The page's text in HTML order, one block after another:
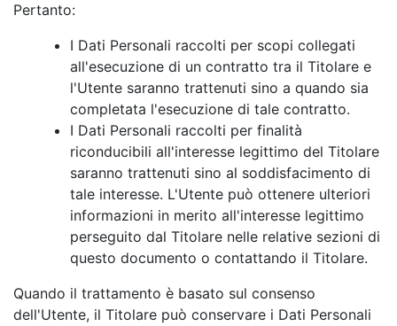
Pertanto:
I Dati Personali raccolti per scopi collegati
all'esecuzione di un contratto tra il Titolare e
l'Utente saranno trattenuti sino a quando sia
completata l'esecuzione di tale contratto.
I Dati Personali raccolti per finalità
riconducibili all'interesse legittimo del Titolare
saranno trattenuti sino al soddisfacimento di
tale interesse. L'Utente può ottenere ulteriori
informazioni in merito all'interesse legittimo
perseguito dal Titolare nelle relative sezioni di
questo documento o contattando il Titolare.
Quando il trattamento è basato sul consenso
dell'Utente, il Titolare può conservare i Dati Personali